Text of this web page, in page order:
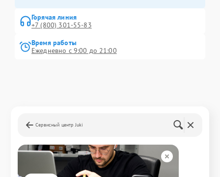
Горячая линия
+7 (800) 301-55-83
Время работы
Ежедневно с 9:00 до 21:00
Сервисный центр Juki